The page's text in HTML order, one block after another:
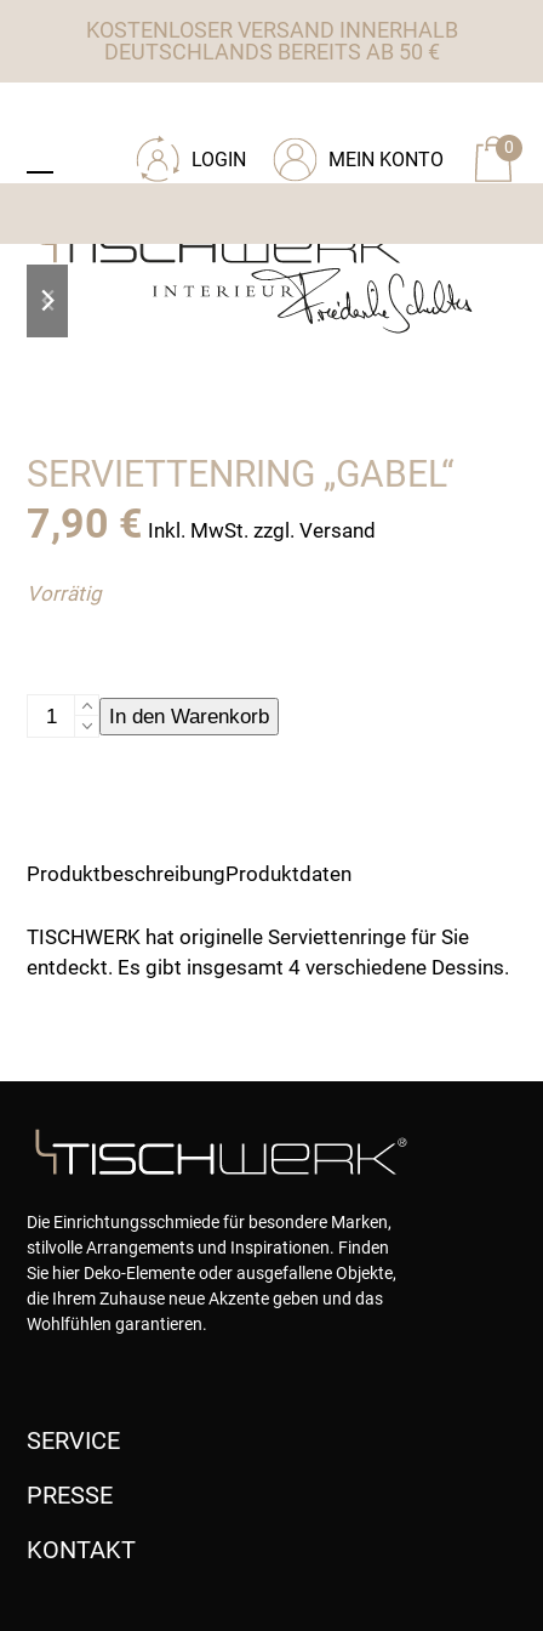
KOSTENLOSER VERSAND INNERHALB
DEUTSCHLANDS BEREITS AB 50 €
0
MEIN KONTO
LOGIN
mobile
mobile
slide
slide
SERVIETTENRING „GABEL“
7,90 € Inkl. MwSt. zzgl. Versand
Vorrätig
ServiettenringIn den Warenkorb
ProduktbeschreibungProduktdaten
TISCHWERK hat originelle Serviettenringe für Sie
entdeckt. Es gibt insgesamt 4 verschiedene Dessins.
Die Einrichtungsschmiede für besondere Marken,
stilvolle Arrangements und Inspirationen. Finden
Sie hier Deko-Elemente oder ausgefallene Objekte,
die Ihrem Zuhause neue Akzente geben und das
Wohlfühlen garantieren.
SERVICE
PRESSE
KONTAKT